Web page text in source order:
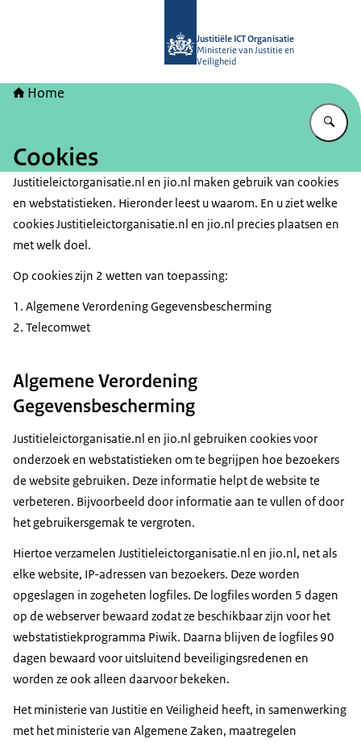
Justitiële ICT Organisatie
Ministerie van Justitie en
Veiligheid
Home
Cookies
Justitieleictorganisatie.nl en jio.nl maken gebruik van cookies
en webstatistieken. Hieronder leest u waarom. En u ziet welke
cookies Justitieleictorganisatie.nl en jio.nl precies plaatsen en
met welk doel.
Op cookies zijn 2 wetten van toepassing:
Algemene Verordening Gegevensbescherming
Telecomwet
Algemene Verordening
Gegevensbescherming
Justitieleictorganisatie.nl en jio.nl gebruiken cookies voor
onderzoek en webstatistieken om te begrijpen hoe bezoekers
de website gebruiken. Deze informatie helpt de website te
verbeteren. Bijvoorbeeld door informatie aan te vullen of door
het gebruikersgemak te vergroten.
Hiertoe verzamelen Justitieleictorganisatie.nl en jio.nl, net als
elke website, IP-adressen van bezoekers. Deze worden
opgeslagen in zogeheten logfiles. De logfiles worden 5 dagen
op de webserver bewaard zodat ze beschikbaar zijn voor het
webstatistiekprogramma Piwik. Daarna blijven de logfiles 90
dagen bewaard voor uitsluitend beveiligingsredenen en
worden ze ook alleen daarvoor bekeken.
Het ministerie van Justitie en Veiligheid heeft, in samenwerking
met het ministerie van Algemene Zaken, maatregelen